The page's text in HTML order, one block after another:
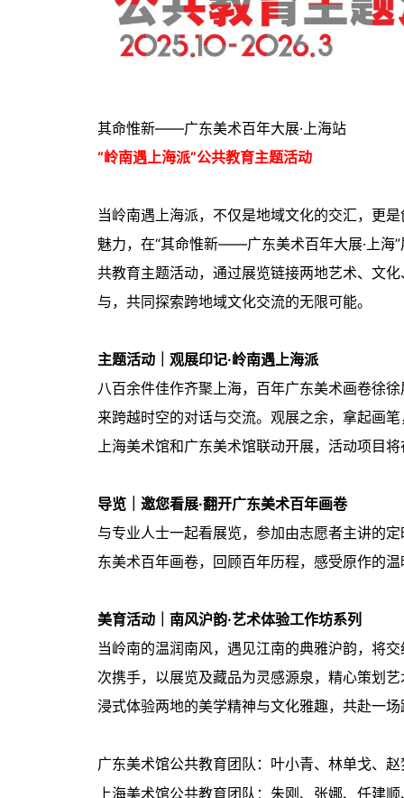
其命惟新——广东美术百年大展·上海站
“岭南遇上海派”公共教育主题活动
当岭南遇上海派，不仅是地域文化的交汇，更
魅力，在“其命惟新——广东美术百年大展·上海
共教育主题活动，通过展览链接两地艺术、文
与，共同探索跨地域文化交流的无限可能。
主题活动｜观展印记·岭南遇上海派
八百余件佳作齐聚上海，百年广东美术画卷徐
来跨越时空的对话与交流。观展之余，拿起画
上海美术馆和广东美术馆联动开展，活动项目
导览｜邀您看展·翻开广东美术百年画卷
与专业人士一起看展览，参加由志愿者主讲的
东美术百年画卷，回顾百年历程，感受原作的
美育活动｜南风沪韵·艺术体验工作坊系列
当岭南的温润南风，遇见江南的典雅沪韵，将
次携手，以展览及藏品为灵感源泉，精心策划
浸式体验两地的美学精神与文化雅趣，共赴一
广东美术馆公共教育团队：叶小青、林单戈、
上海美术馆公共教育团队：朱刚、张娜、任建